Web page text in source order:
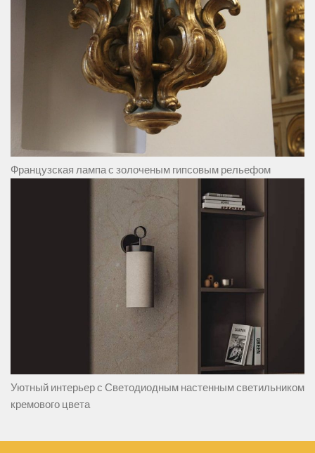
Французская лампа с золоченым гипсовым рельефом
Уютный интерьер с Светодиодным настенным светильником
кремового цвета